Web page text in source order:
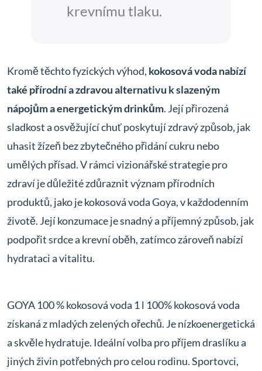
krevnímu tlaku.
Kromě těchto fyzických výhod, kokosová voda nabízí
také přírodní a zdravou alternativu k slazeným
nápojům a energetickým drinkům. Její přirozená
sladkost a osvěžující chuť poskytují zdravý způsob, jak
uhasit žízeň bez zbytečného přidání cukru nebo
umělých přísad. V rámci vizionářské strategie pro
zdraví je důležité zdůraznit význam přírodních
produktů, jako je kokosová voda Goya, v každodenním
životě. Její konzumace je snadný a příjemný způsob, jak
podpořit srdce a krevní oběh, zatímco zároveň nabízí
hydrataci a vitalitu.
GOYA 100 % kokosová voda 1 l 100% kokosová voda
získaná z mladých zelených ořechů. Je nízkoenergetická
a skvěle hydratuje. Ideální volba pro příjem draslíku a
jiných živin potřebných pro celou rodinu. Sportovci,